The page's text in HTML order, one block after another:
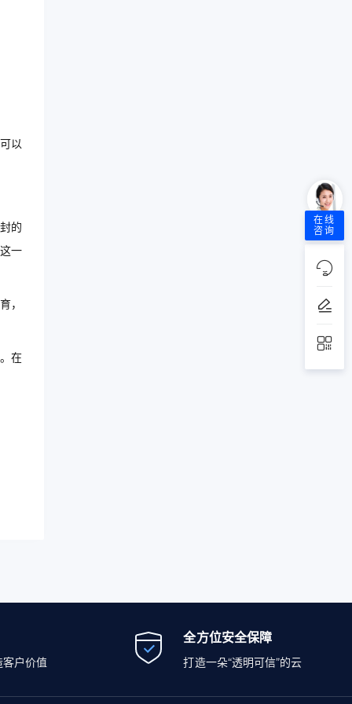
以
的
一
，
在
户价值
全方位安全保障
打造一朵“透明可信”的云
在线
咨询